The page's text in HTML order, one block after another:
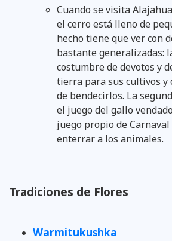
Cuando se visita
el cerro está lleno de
hecho tiene que ver con
bastante generalizadas:
costumbre de devotos y
tierra para sus cultivos y
de bendecirlos. La
el juego del gallo
juego propio de
enterrar a los animales.
Tradiciones de Flores
Warmitukushka